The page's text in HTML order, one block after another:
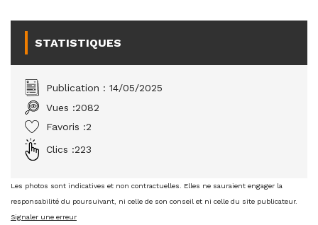
STATISTIQUES
Publication : 14/05/2025
Vues :2082
Favoris :2
Clics :223
Les photos sont indicatives et non contractuelles. Elles ne sauraient engager la
responsabilité du poursuivant, ni celle de son conseil et ni celle du site publicateur.
Signaler une erreur